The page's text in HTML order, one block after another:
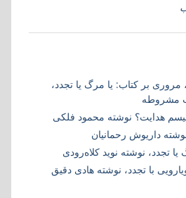
بر کتاب:‌ یا مرگ یا تجدد،
مشروطه
هدایت؟ نوشته محمود فلکی
داریوش رحمانیان
تجدد، نوشته نوید کلاه‌رودی
با تجدد، نوشته هادی دقیق